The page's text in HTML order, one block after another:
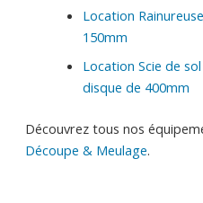
Location
150mm
Location Scie de
disque de 400mm
Découvrez tous nos
Découpe & Meulage.